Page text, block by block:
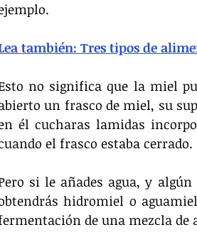
también: Tres tipos de
no significa que la miel
un frasco de miel, su
él cucharas lamidas
el frasco estaba cerrado.
si le añades agua, y
hidromiel o
de una mezcla de